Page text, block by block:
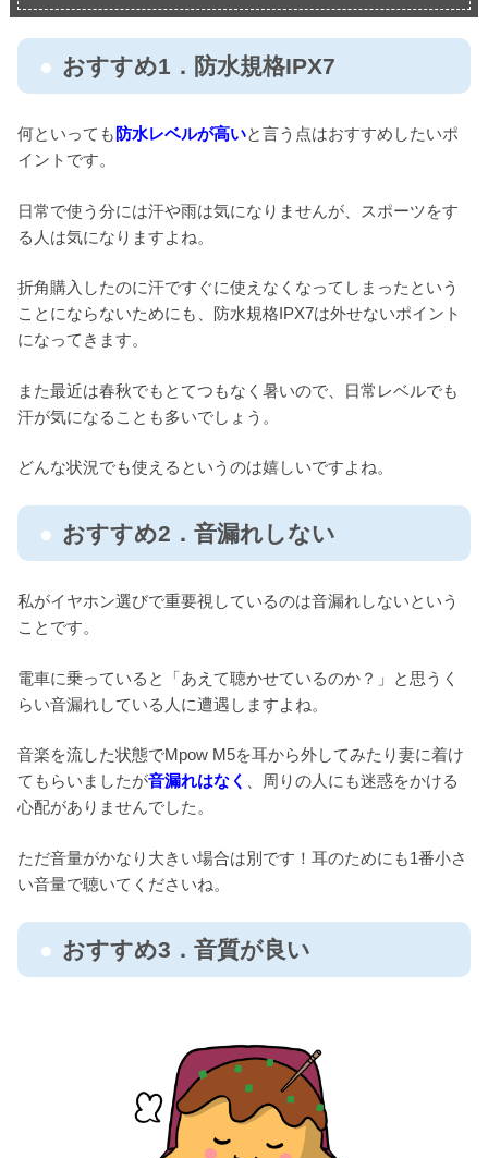
おすすめ1．防水規格IPX7
何といっても 防水レベルが高いと言う点はおすすめしたいポ
イントです。
日常で使う分には汗や雨は気になりませんが、スポーツをす
る人は気になりますよね。
折角購入したのに汗ですぐに使えなくなってしまったという
ことにならないためにも、防水規格IPX7は外せないポイント
になってきます。
また最近は春秋でもとてつもなく暑いので、日常レベルでも
汗が気になることも多いでしょう。
どんな状況でも使えるというのは嬉しいですよね。
おすすめ2．音漏れしない
私がイヤホン選びで重要視しているのは音漏れしないという
ことです。
電車に乗っていると「あえて聴かせているのか？」と思うく
らい音漏れしている人に遭遇しますよね。
音楽を流した状態でMpow M5を耳から外してみたり妻に着け
てもらいましたが音漏れはなく
、周りの人にも迷惑をかける
心配がありませんでした。
ただ音量がかなり大きい場合は別です！耳のためにも1番小さ
い音量で聴いてくださいね。
おすすめ3．音質が良い